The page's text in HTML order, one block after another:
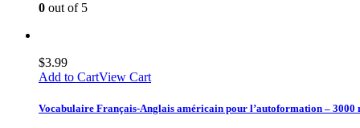
0 out of 5
$3.99
Add to CartView Cart
Vocabulaire Français-Anglais américain pour l’autoformation – 3000